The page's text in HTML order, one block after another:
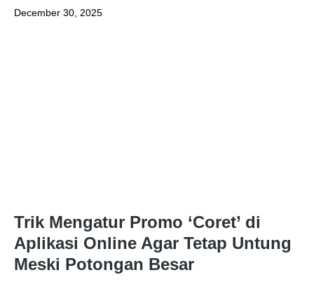
December 30, 2025
Trik Mengatur Promo ‘Coret’ di
Aplikasi Online Agar Tetap Untung
Meski Potongan Besar